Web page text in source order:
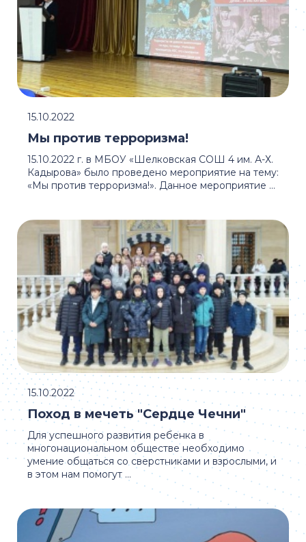
15.10.2022 г. в МБОУ «Шелковская СОШ 4 им. А-Х.
Кадырова» было проведено мероприятие на тему:
«Мы против терроризма!». Данное мероприятие ...
Мы против терроризма!
15.10.2022
Для успешного развития ребенка в
многонациональном обществе необходимо
умение общаться со сверстниками и взрослыми, и
в этом нам помогут ...
Поход в мечеть "Сердце Чечни"
15.10.2022